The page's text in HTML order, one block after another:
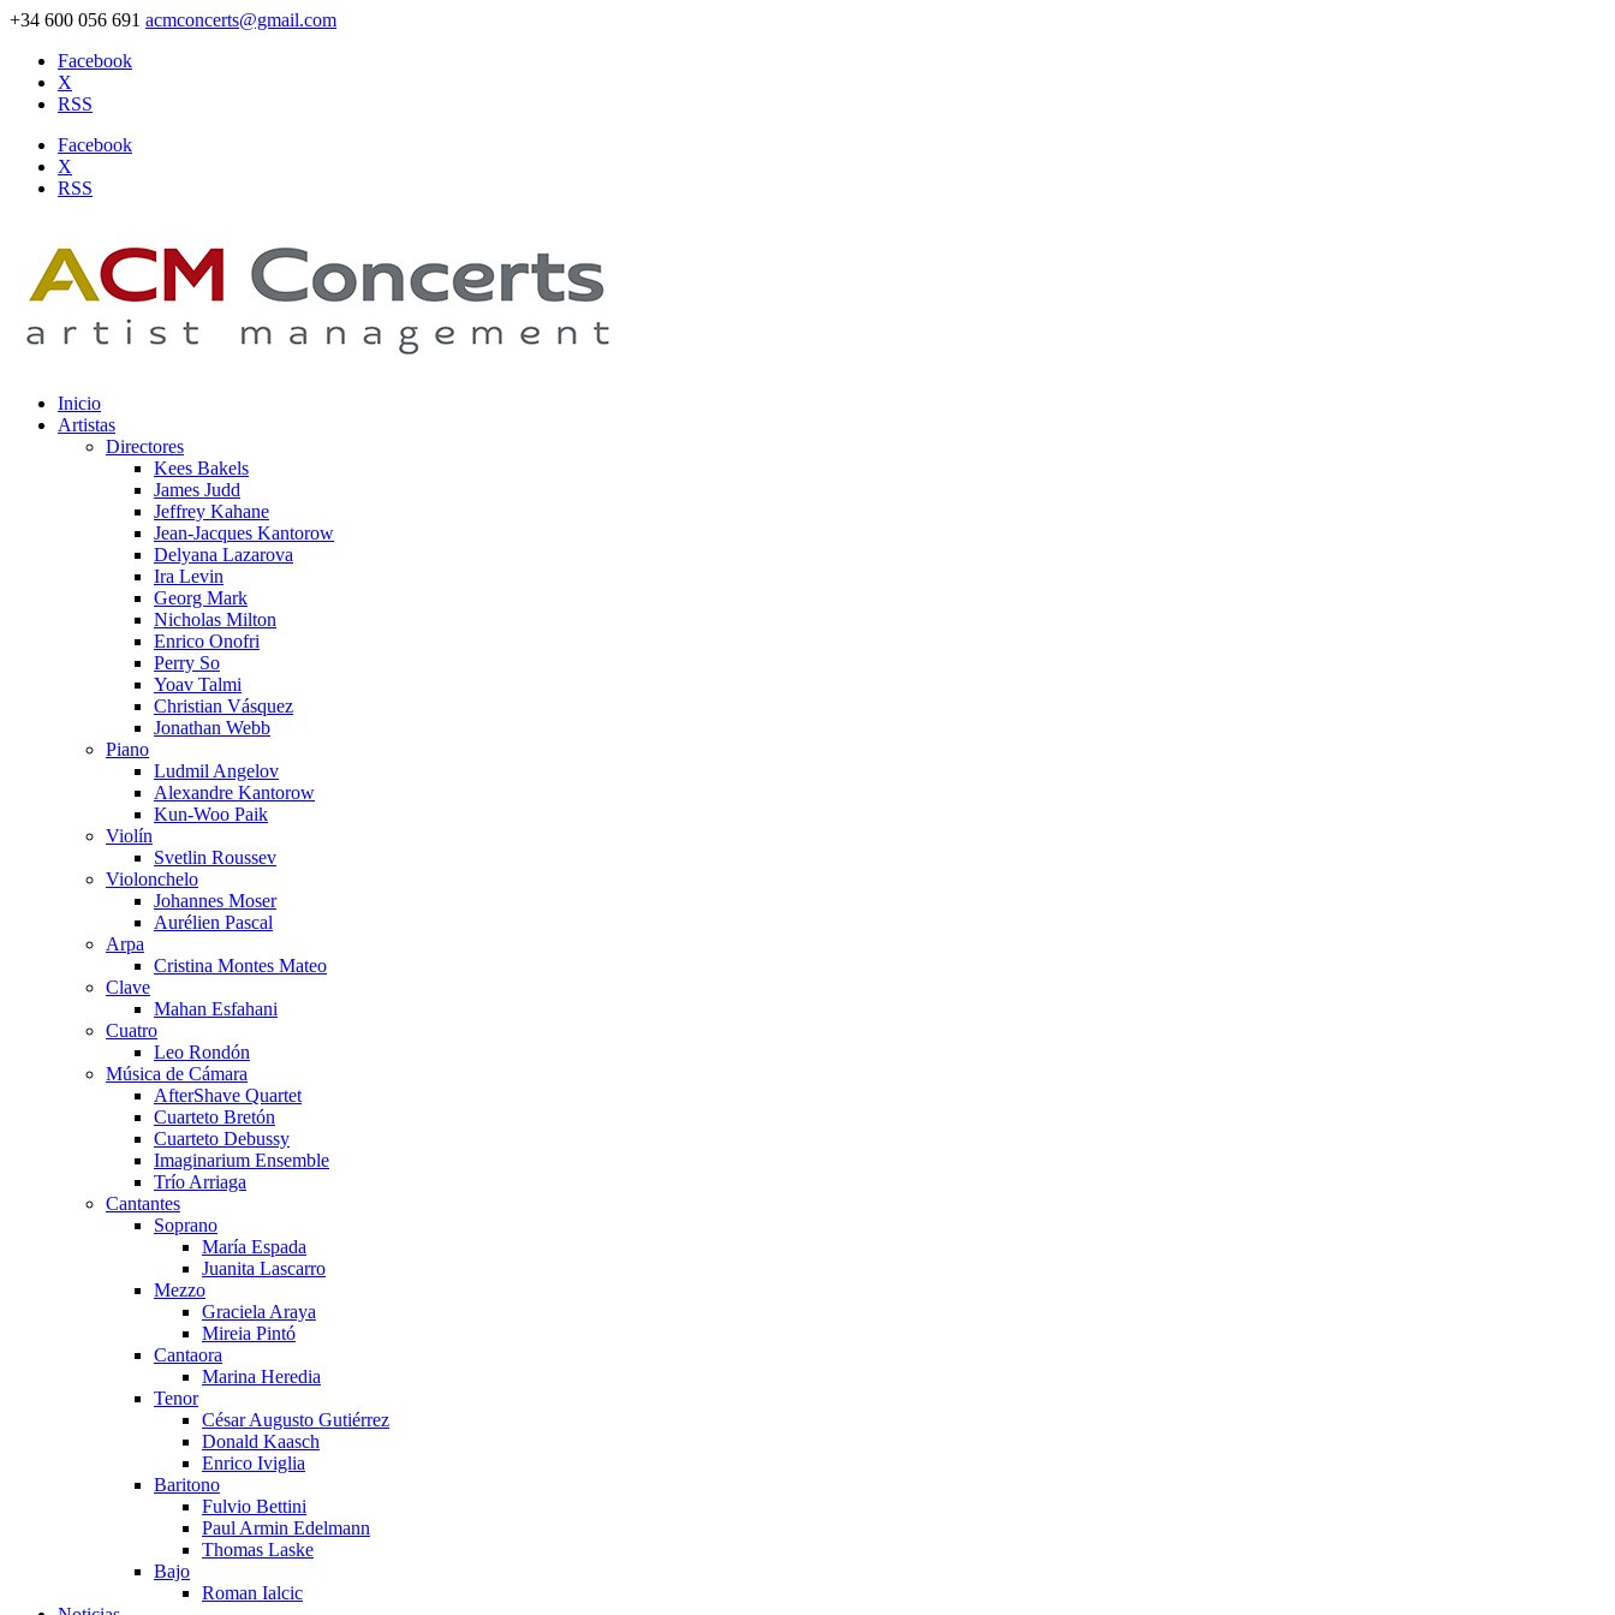
+34 600 056 691 acmconcerts@gmail.com
Facebook
X
RSS
Facebook
X
RSS
Inicio
Artistas
Directores
Kees Bakels
James Judd
Jeffrey Kahane
Jean-Jacques Kantorow
Delyana Lazarova
Ira Levin
Georg Mark
Nicholas Milton
Enrico Onofri
Perry So
Yoav Talmi
Christian Vásquez
Jonathan Webb
Piano
Ludmil Angelov
Alexandre Kantorow
Kun-Woo Paik
Violín
Svetlin Roussev
Violonchelo
Johannes Moser
Aurélien Pascal
Arpa
Cristina Montes Mateo
Clave
Mahan Esfahani
Cuatro
Leo Rondón
Música de Cámara
AfterShave Quartet
Cuarteto Bretón
Cuarteto Debussy
Imaginarium Ensemble
Trío Arriaga
Cantantes
Soprano
María Espada
Juanita Lascarro
Mezzo
Graciela Araya
Mireia Pintó
Cantaora
Marina Heredia
Tenor
César Augusto Gutiérrez
Donald Kaasch
Enrico Iviglia
Baritono
Fulvio Bettini
Paul Armin Edelmann
Thomas Laske
Bajo
Roman Ialcic